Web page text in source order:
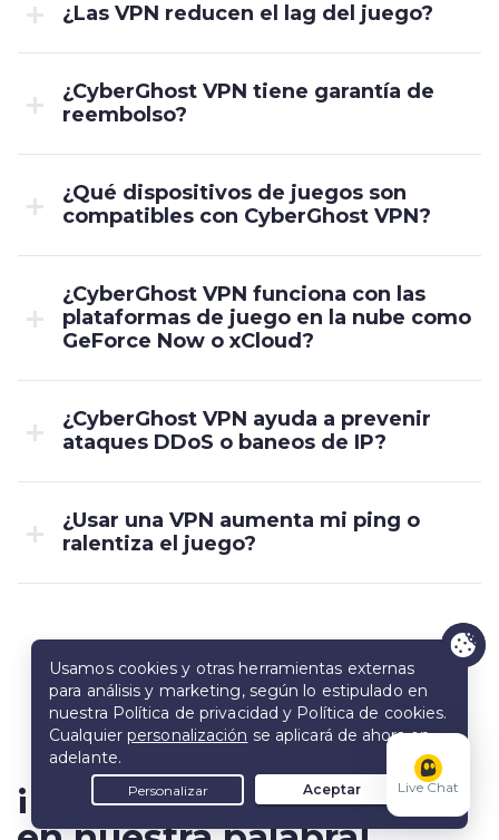
¿Las VPN reducen el lag del juego?
¿CyberGhost VPN tiene garantía de
reembolso?
¿Qué dispositivos de juegos son
compatibles con CyberGhost VPN?
¿CyberGhost VPN funciona con las
plataformas de juego en la nube como
GeForce Now o xCloud?
¿CyberGhost VPN ayuda a prevenir
ataques DDoS o baneos de IP?
¿Usar una VPN aumenta mi ping o
ralentiza el juego?
¡No confíes ciegamente
Live Chat